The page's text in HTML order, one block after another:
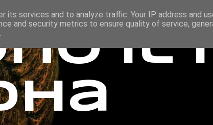
il
its services and to analyze traffic. Your IP address and
and security metrics to ensure quality of service,